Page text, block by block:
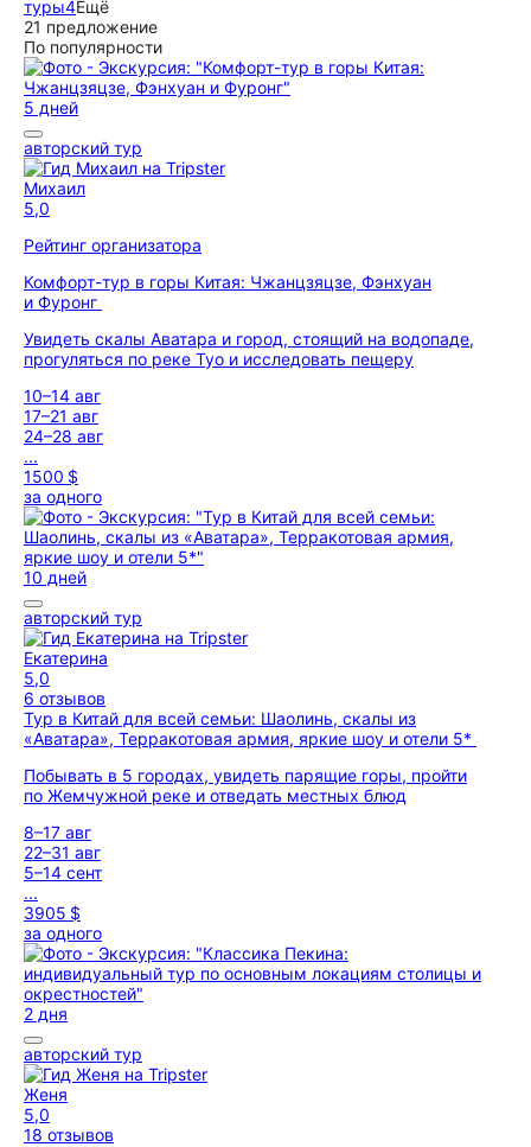
туры4Ещё
21 предложение
По популярности
5 дней
авторский тур
Михаил
5,0
Рейтинг организатора
Комфорт-тур в горы Китая: Чжанцзяцзе, Фэнхуан
и Фуронг
Увидеть скалы Аватара и город, стоящий на водопаде,
прогуляться по реке Туо и исследовать пещеру
10–14 авг
17–21 авг
24–28 авг
...
1500 $
за одного
10 дней
авторский тур
Екатерина
5,0
6 отзывов
Тур в Китай для всей семьи: Шаолинь, скалы из
«Аватара», Терракотовая армия, яркие шоу и отели 5*
Побывать в 5 городах, увидеть парящие горы, пройти
по Жемчужной реке и отведать местных блюд
8–17 авг
22–31 авг
5–14 сент
...
3905 $
за одного
2 дня
авторский тур
Женя
5,0
18 отзывов